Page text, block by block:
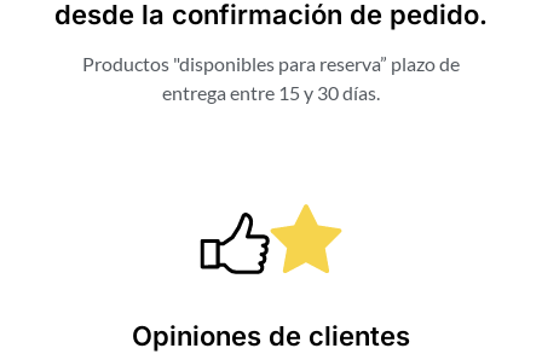
desde la confirmación de pedido.
Productos "disponibles para reserva” plazo de
entrega entre 15 y 30 días.
Opiniones de clientes